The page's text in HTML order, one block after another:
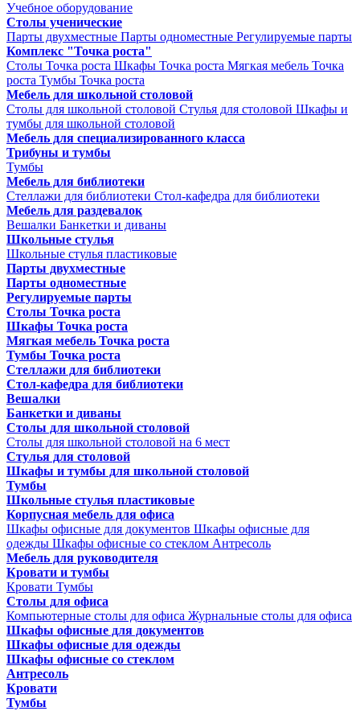
Учебное оборудование
Столы ученические
Парты двухместные Парты одноместные Регулируемые парты
Комплекс "Точка роста"
Столы Точка роста Шкафы Точка роста Мягкая мебель Точка
роста Тумбы Точка роста
Мебель для школьной столовой
Столы для школьной столовой Стулья для столовой Шкафы и
тумбы для школьной столовой
Мебель для специализированного класса
Трибуны и тумбы
Тумбы
Мебель для библиотеки
Стеллажи для библиотеки Стол-кафедра для библиотеки
Мебель для раздевалок
Вешалки Банкетки и диваны
Школьные стулья
Школьные стулья пластиковые
Парты двухместные
Парты одноместные
Регулируемые парты
Столы Точка роста
Шкафы Точка роста
Мягкая мебель Точка роста
Тумбы Точка роста
Стеллажи для библиотеки
Стол-кафедра для библиотеки
Вешалки
Банкетки и диваны
Столы для школьной столовой
Столы для школьной столовой на 6 мест
Стулья для столовой
Шкафы и тумбы для школьной столовой
Тумбы
Школьные стулья пластиковые
Корпусная мебель для офиса
Шкафы офисные для документов Шкафы офисные для
одежды Шкафы офисные со стеклом Антресоль
Мебель для руководителя
Кровати и тумбы
Кровати Тумбы
Столы для офиса
Компьютерные столы для офиса Журнальные столы для офиса
Шкафы офисные для документов
Шкафы офисные для одежды
Шкафы офисные со стеклом
Антресоль
Кровати
Тумбы